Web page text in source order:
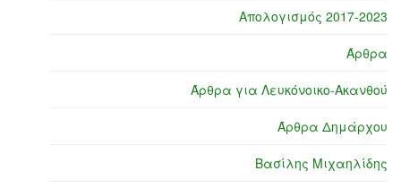
Απολογισμός 2017-2023
Άρθρα
Άρθρα για Λευκόνοικο-Ακανθού
Άρθρα Δημάρχου
Βασίλης Μιχαηλίδης